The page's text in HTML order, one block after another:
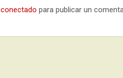
conectado para publicar un